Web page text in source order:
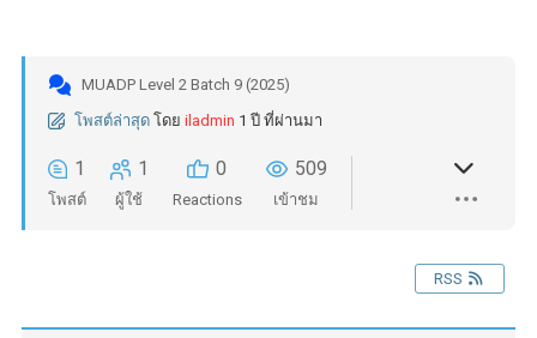
MUADP Level 2 Batch 9 (2025)
โพสต์ล่าสุด โดย iladmin 1 ปี ที่ผ่านมา
1
โพสต์
1
ผู้ใช้
0
Reactions
509
เข้าชม
RSS